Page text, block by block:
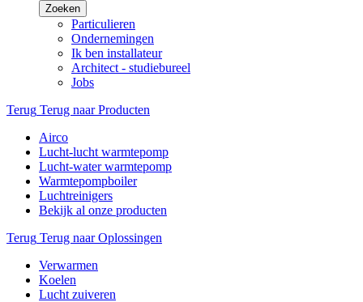
Zoeken
Particulieren
Ondernemingen
Ik ben installateur
Architect - studiebureel
Jobs
Terug Terug naar Producten
Airco
Lucht-lucht warmtepomp
Lucht-water warmtepomp
Warmtepompboiler
Luchtreinigers
Bekijk al onze producten
Terug Terug naar Oplossingen
Verwarmen
Koelen
Lucht zuiveren